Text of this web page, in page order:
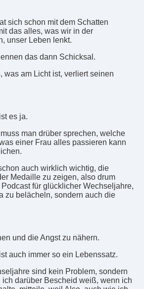
sich schon mit dem Schatten
das alles, was wir in der
unser Leben lenkt.
das dann Schicksal.
was am Licht ist, verliert seinen
es ja.
man drüber sprechen, welche
einer Frau alles passieren kann
auch wirklich wichtig, die
Medaille zu zeigen, also drum
für glücklicher Wechseljahre,
zu belächeln, sondern auch die
und die Angst zu nähern.
auch immer so ein Lebenssatz.
sind kein Problem, sondern
darüber Bescheid weiß, wenn ich